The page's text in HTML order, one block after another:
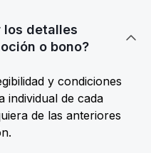
los detalles
o bono?

y condiciones
individual de cada
de las anteriores